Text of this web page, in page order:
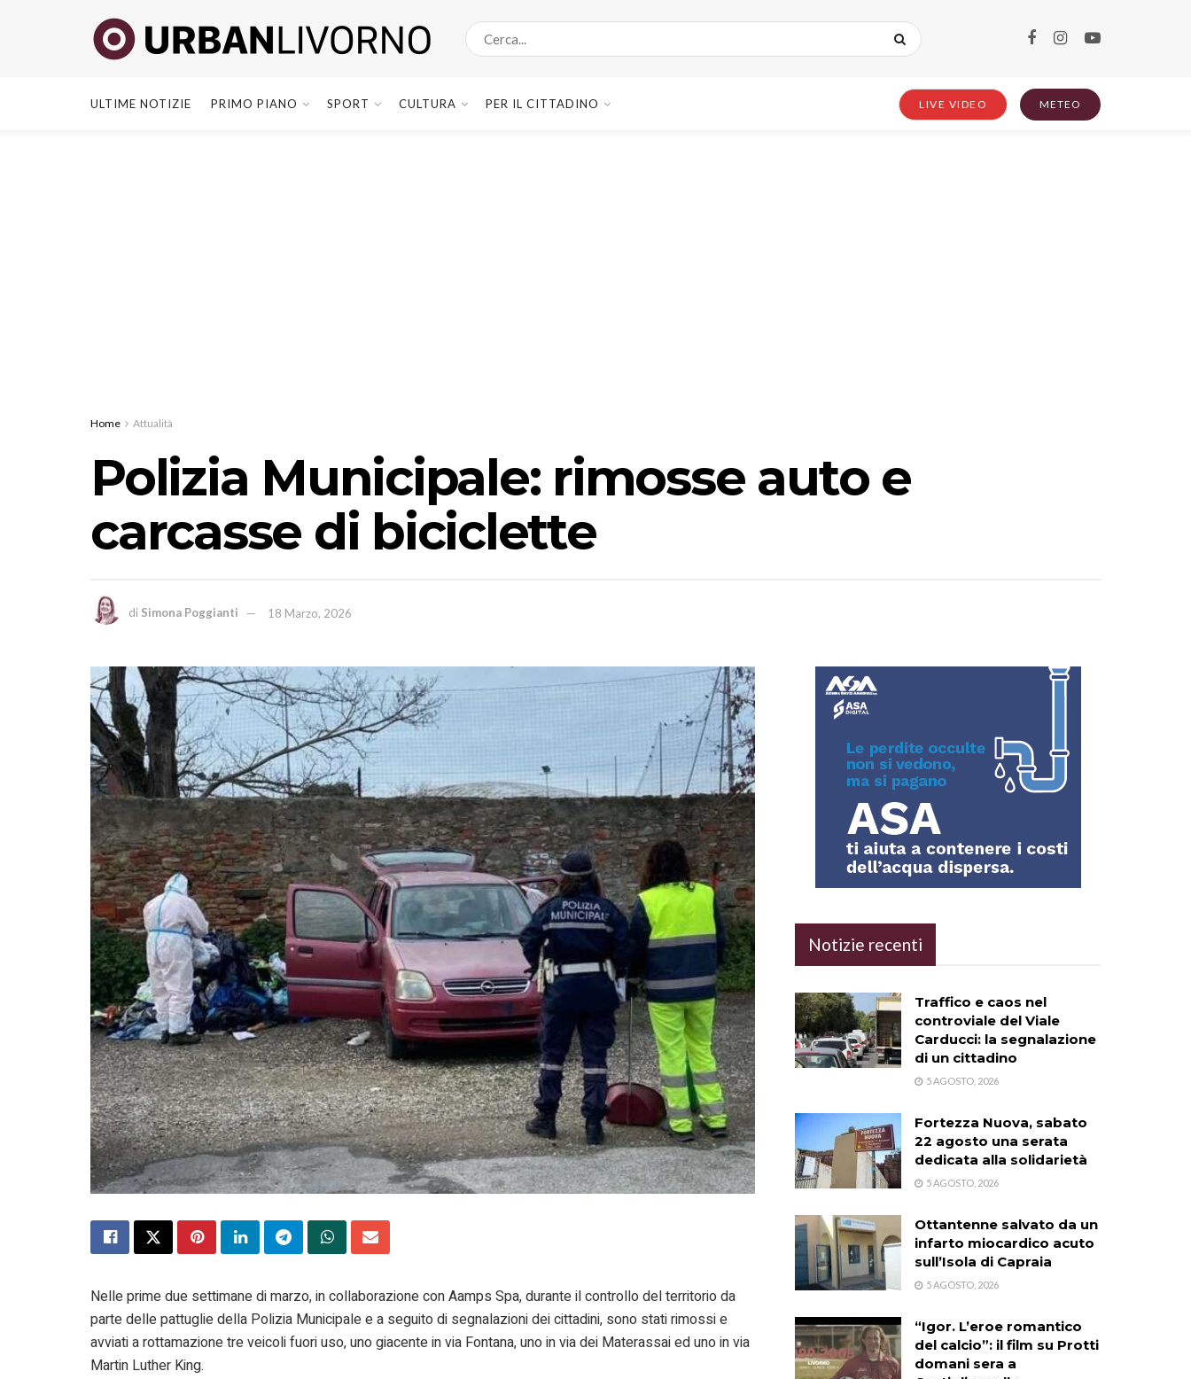
ULTIME NOTIZIE PRIMO PIANO SPORT CULTURA PER IL CITTADINO LIVE VIDEO METEO
Home Attualità
Polizia Municipale: rimosse auto e
carcasse di biciclette
di Simona Poggianti 18 Marzo, 2026
Nelle prime due settimane di marzo, in collaborazione con Aamps Spa, durante il controllo del territorio da
parte delle pattuglie della Polizia Municipale e a seguito di segnalazioni dei cittadini, sono stati rimossi e
avviati a rottamazione tre veicoli fuori uso, uno giacente in via Fontana, uno in via dei Materassai ed uno in via
Martin Luther King.
Notizie recenti
Traffico e caos nel
controviale del Viale
Carducci: la segnalazione
di un cittadino
5 AGOSTO, 2026
Fortezza Nuova, sabato
22 agosto una serata
dedicata alla solidarietà
5 AGOSTO, 2026
Ottantenne salvato da un
infarto miocardico acuto
sull’Isola di Capraia
5 AGOSTO, 2026
“Igor. L’eroe romantico
del calcio”: il film su Protti
domani sera a